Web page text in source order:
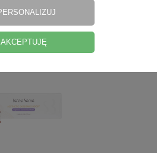
CONTROLCOCKTAIL 1x5ml
AKCEPTUJĘ